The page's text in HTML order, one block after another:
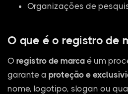
Organizações de
O que é o registro de
O registro de marca é um
garante a proteção e
nome, logotipo, slogan ou